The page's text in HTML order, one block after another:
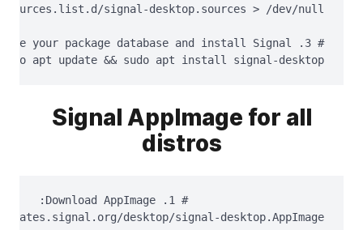
sudo apt update && sudo apt install signal-desktop
Signal AppImage for all
distros